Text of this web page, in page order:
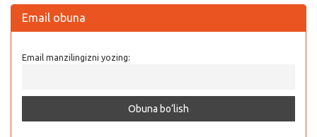
Email obuna
Email manzilingizni yozing: